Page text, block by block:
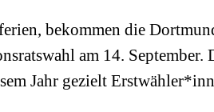
bekommen die
am 14.
Jahr gezielt